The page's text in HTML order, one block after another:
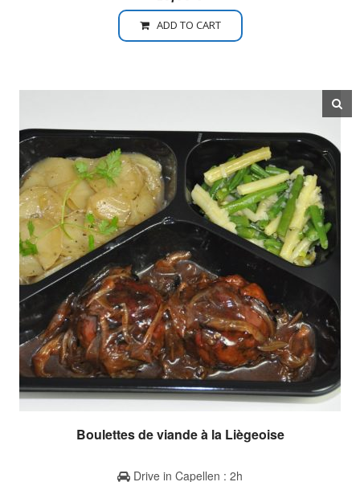
ADD TO CART
Boulettes de viande à la Liègeoise
Drive in Capellen : 2h